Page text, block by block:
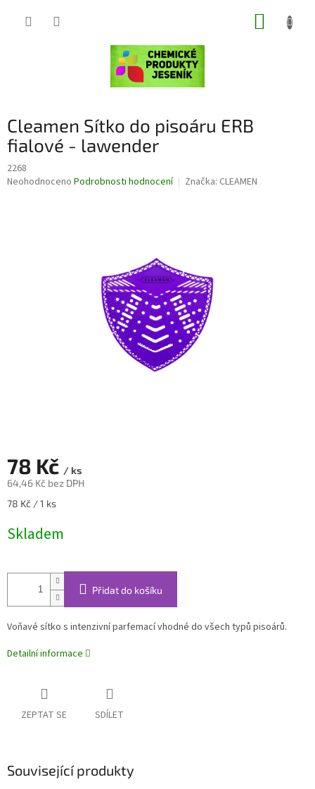
Cleamen Sítko do pisoáru ERB
fialové - lawender
2268
Průměrné
Neohodnoceno Podrobnosti hodnocení Značka: CLEAMEN
78 Kč / ks
64,46 Kč bez DPH
Měrná
78 Kč / 1 ks
Skladem
Přidat do košíku
Voňavé sítko s intenzivní parfemací vhodné do všech typů pisoárů.
Detailní informace
ZEPTAT SE SDÍLET
Související produkty